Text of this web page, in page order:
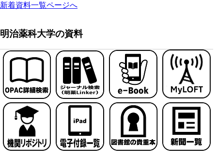
新着資料一覧ページへ
明治薬科大学の資料